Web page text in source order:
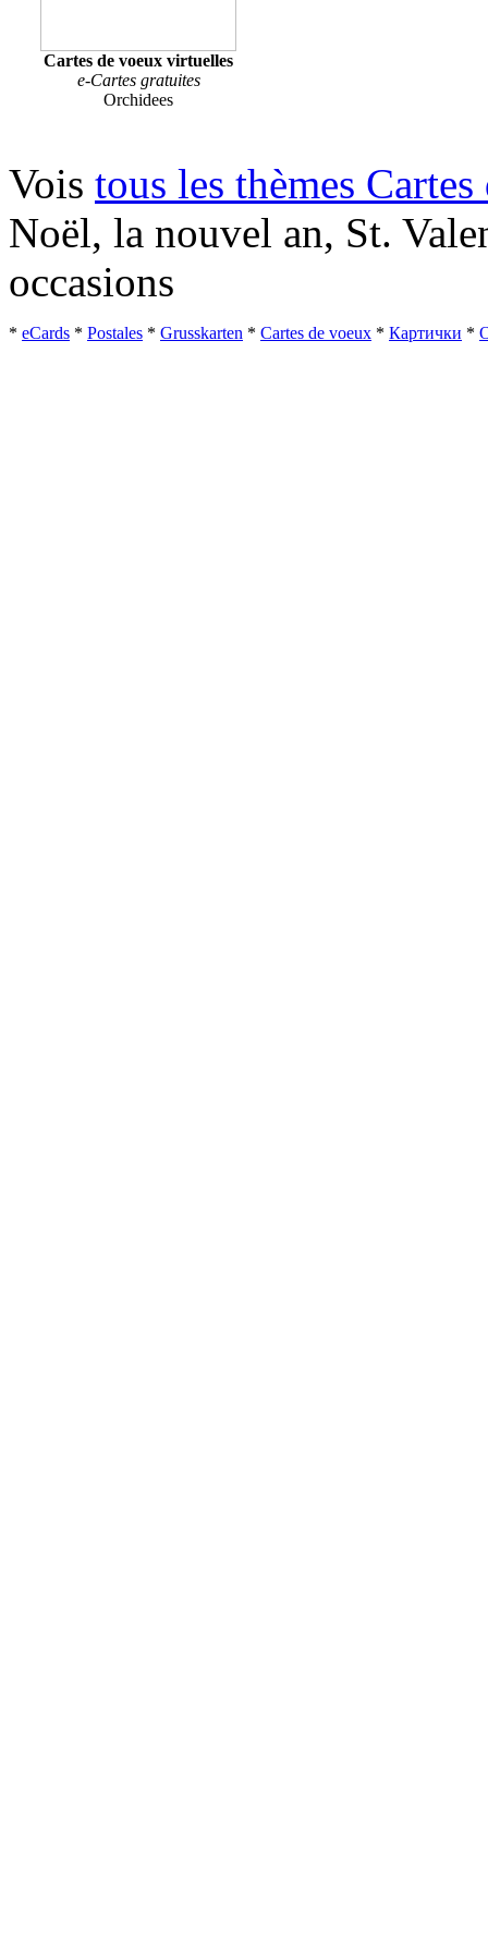
Cartes de voeux virtuelles
e-Cartes gratuites
Orchidees
Vois tous les thèmes
Noël, la nouvel an, St.
occasions
* eCards * Postales * Grusskarten * Cartes de voeux * Картички *